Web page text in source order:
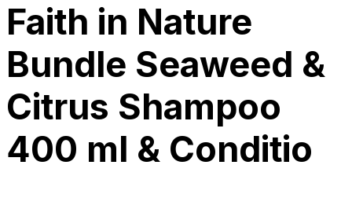
Faith in Nature
Bundle Seaweed &
Citrus Shampoo
400 ml & Conditio